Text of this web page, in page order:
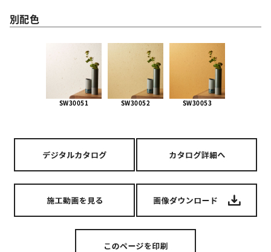
別配色
SW30051 SW30052 SW30053